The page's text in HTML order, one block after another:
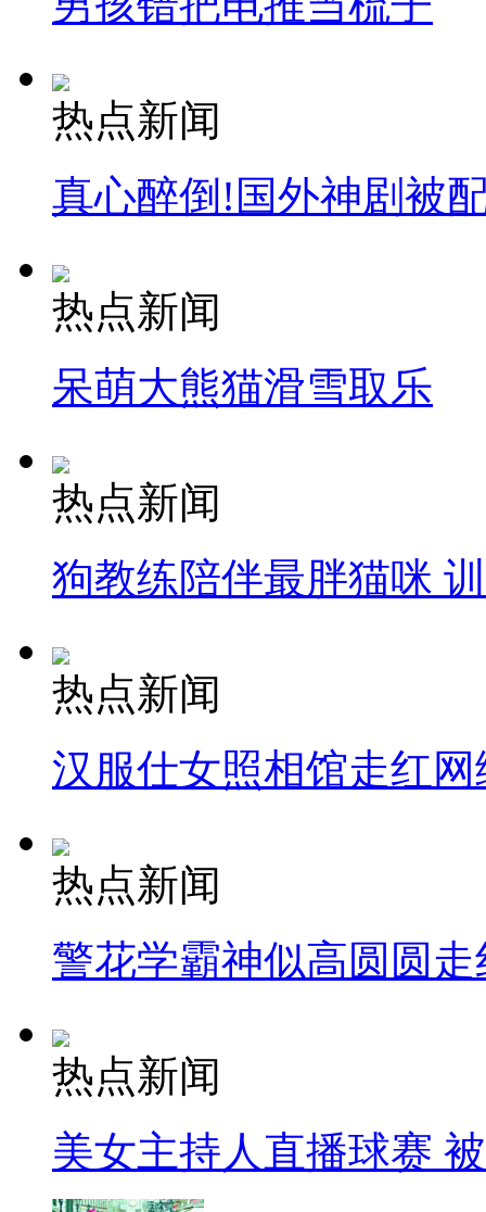
热点新闻
真心醉倒!国外神剧被
热点新闻
呆萌大熊猫滑雪取乐
热点新闻
狗教练陪伴最胖猫咪
热点新闻
汉服仕女照相馆走红网
热点新闻
警花学霸神似高圆圆走
热点新闻
美女主持人直播球赛